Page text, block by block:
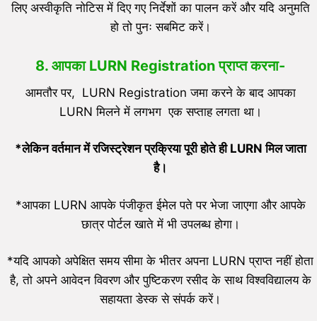
लिए अस्वीकृति नोटिस में दिए गए निर्देशों का पालन करें और यदि अनुमति
हो तो पुनः सबमिट करें।
8. आपका LURN Registration प्राप्त करना-
आमतौर पर, LURN Registration जमा करने के बाद आपका
LURN मिलने में लगभग एक सप्ताह लगता था।
*लेकिन वर्तमान में रजिस्ट्रेशन प्रक्रिया पूरी होते ही LURN मिल जाता
है।
*आपका LURN आपके पंजीकृत ईमेल पते पर भेजा जाएगा और आपके
छात्र पोर्टल खाते में भी उपलब्ध होगा।
*यदि आपको अपेक्षित समय सीमा के भीतर अपना LURN प्राप्त नहीं होता
है, तो अपने आवेदन विवरण और पुष्टिकरण रसीद के साथ विश्वविद्यालय के
सहायता डेस्क से संपर्क करें।